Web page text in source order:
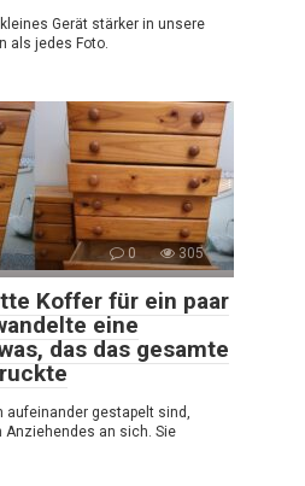
Gerät stärker in unsere
als jedes Foto.
0 305
Koffer für ein paar
eine
das das gesamte
aufeinander gestapelt sind,
Anziehendes an sich. Sie